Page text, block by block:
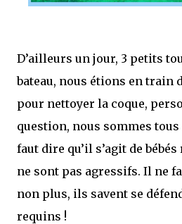
D’ailleurs un jour, 3 petits
bateau, nous étions en train
pour nettoyer la coque,
question, nous sommes tous
faut dire qu’il s’agit de
ne sont pas agressifs. Il ne
non plus, ils savent se
requins !